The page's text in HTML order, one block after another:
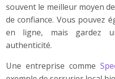
souvent le meilleur moyen
de confiance. Vous pouvez
en ligne, mais gardez
authenticité.
Une entreprise comme